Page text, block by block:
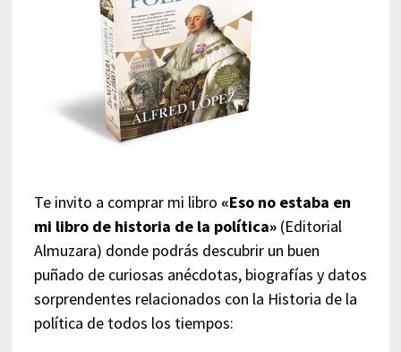
Te invito a comprar mi libro «Eso no estaba en
mi libro de historia de la política»(Editorial
Almuzara) donde podrás descubrir un buen
puñado de curiosas anécdotas, biografías y datos
sorprendentes relacionados con la Historia de la
política de todos los tiempos: